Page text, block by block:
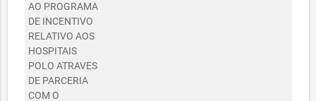
AO PROGRAMA
DE INCENTIVO
RELATIVO AOS
HOSPITAIS
POLO ATRAVES
DE PARCERIA
COM O